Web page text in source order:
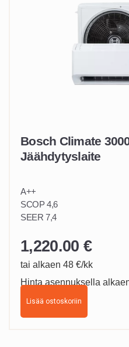
Bosch Climate
Jäähdytyslaite
A++
SCOP 4,6
SEER 7,4
1,220.00 €
tai alkaen 48 €/kk
Hinta asennuksella
Lisää ostoskoriin